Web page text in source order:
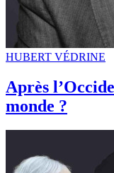
HUBERT VÉDRINE
Après
monde ?